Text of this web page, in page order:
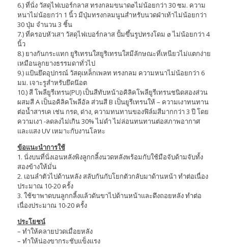
6.) ที่นั่ง วัสดุไฟเบอร์กลาส ทรงกลมขนาดøไม่น้อยกว่า 30 ซม. ความ
หนาไม่น้อยกว่า 1 นิ้ว มีปุ่มทรงกลมนูนสำหรับนวดฝ่าเท้าไม่น้อยกว่า
30 ปุ่ม จำนวน 3 ชิ้น
7.) ที่ครอบหัวเสา วัสดุไฟเบอร์กลาส ปั้มขึ้นรูปทรงโดม ø ไม่น้อยกว่า 4
นิ้ว
8.) ยางกันกระแทก ยูริเทรนใสยูริเทรนใสมีลักษณะที่เหนียวไม่แตกง่าย
เหมือนลูกยางธรรมดาทั่วไป
9.) แป้นยึดอุปกรณ์ วัสดุเหล็กเพลท ทรงกลม ความหนาไม่น้อยกว่า 6
มม. เจาะรูสำหรับยึดน๊อต
10.) สี โพลียูรีเทรน(PU) เป็นสีทับหน้าอคิลิคโพลียูรีเทรนชนิดสองส่วน
ผสมสี A เป็นอคิลิคโพลีอัล ส่วนสี B เป็นยูรีเทรนให้ – ความเงาทนทาน
ต่อน้ำสารเค เช่น กรด, ด่าง, ความทนทานของฟิล์มสีมากกว่า 3 ปี โดย
ความเงา -ลดลงไม่เกิน 30% ไม่ดำ ไม่ล่อนทนทานต่อสภาพอากาศ
และแสง UV เหมาะกับงานโลหะ
ข้อแนะนำการใช้
1. นั่งบนที่นั่งเอนหลังพิงลูกกลิ้งนวดหลังพร้อมกับใช้มือจับด้ามจับทั้ง
สองข้างให้มั่น
2. เอนลำตัวไปด้านหลัง สลับกันกับโยกตัวกลับมาด้านหน้า ทำต่อเนื่อง
ประมาณ 10-20 ครั้ง
3. ใช้ขาพาดบนลูกกลิ้งแล้วดันขาไปด้านหน้าและดึงถอยหลัง ทำต่อ
เนื่องประมาณ 10-20 ครั้ง
ประโยชน์
– ทำให้คลายปวดเมื่อยหลัง
– ทำให้น่องขากระชับแข็งแรง